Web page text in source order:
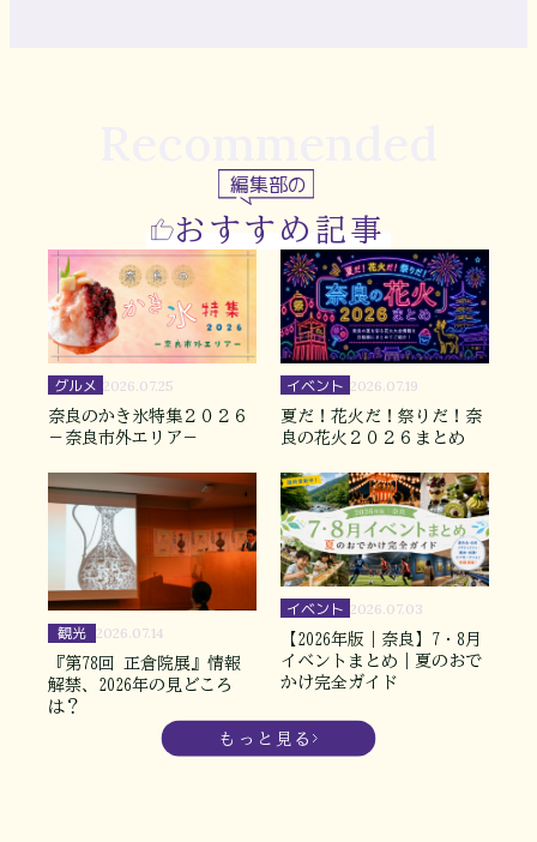
編集部の
おすすめ記事
グルメ 2026.07.25
奈良のかき氷特集２０２６
－奈良市外エリア－
イベント 2026.07.19
夏だ！花火だ！祭りだ！奈
良の花火２０２６まとめ
観光 2026.07.14
『第78回 正倉院展』情報
解禁、2026年の見どころ
は？
イベント 2026.07.03
【2026年版｜奈良】7・8月
イベントまとめ｜夏のおで
かけ完全ガイド
もっと見る